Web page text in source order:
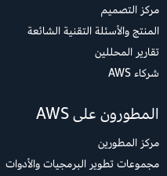
مركز التصميم
المنتج والأسئلة التقنية الشائعة
تقارير المحللين
شركاء AWS
المطورون على AWS
مركز المطورين
مجموعات تطوير البرمجيات والأدوات